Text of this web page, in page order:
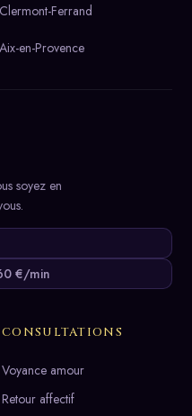
Clermont-Ferrand
Aix-en-Provence
soyez en
€/min
CONSULTATIONS
Voyance amour
Retour affectif